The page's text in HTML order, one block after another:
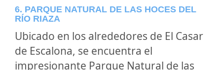
6. PARQUE NATURAL DE LAS HOCES DEL
RÍO RIAZA
Ubicado en los alrededores de El Casar
de Escalona, se encuentra el
impresionante Parque Natural de las